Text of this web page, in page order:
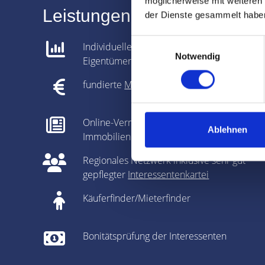
der Dienste gesammelt
Notwendig
Ablehnen
Leistungen für Immobilien-
Individuelle Analyse gemeinsam mit dem
Eigentümer
fundierte Marktpreisanalyse
Online-Vermarktung auf allen relevanten
Immobilienportalen
Regionales Netzwerk inklusive sehr gut
gepflegter Interessentenkartei
Käuferfinder/Mieterfinder
Bonitätsprüfung der Interessenten